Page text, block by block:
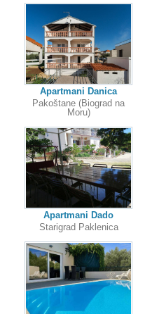
Apartmani Danica
Pakoštane (Biograd na
Moru)
Apartmani Dado
Starigrad Paklenica